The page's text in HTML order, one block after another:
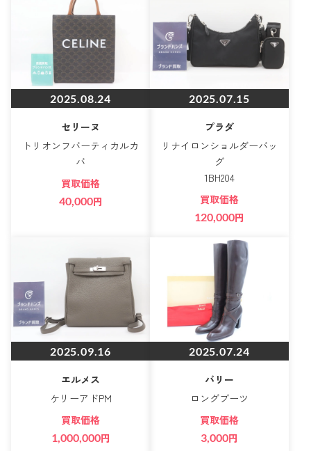
2025.08.24
セリーヌ
トリオンフバーティカルカ
バ
買取価格
40,000円
2025.07.15
プラダ
リナイロンショルダーバッ
グ
1BH204
買取価格
120,000円
2025.09.16
エルメス
ケリーアドPM
買取価格
1,000,000円
2025.07.24
バリー
ロングブーツ
買取価格
3,000円